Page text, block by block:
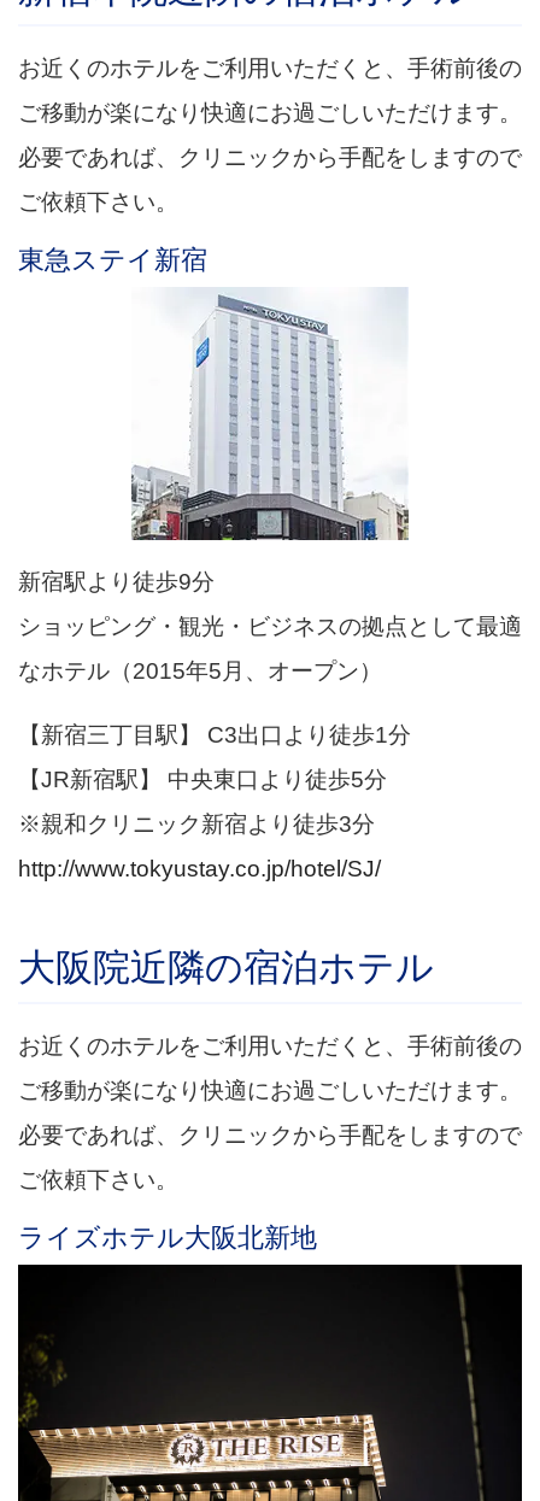
お近くのホテルをご利用いただくと、手術前後の
ご移動が楽になり快適にお過ごしいただけます。
必要であれば、クリニックから手配をしますので
ご依頼下さい。
東急ステイ新宿
新宿駅より徒歩9分
ショッピング・観光・ビジネスの拠点として最適
なホテル（2015年5月、オープン）
【新宿三丁目駅】 C3出口より徒歩1分
【JR新宿駅】 中央東口より徒歩5分
※親和クリニック新宿より徒歩3分
http://www.tokyustay.co.jp/hotel/SJ/
大阪院近隣の宿泊ホテル
お近くのホテルをご利用いただくと、手術前後の
ご移動が楽になり快適にお過ごしいただけます。
必要であれば、クリニックから手配をしますので
ご依頼下さい。
ライズホテル大阪北新地